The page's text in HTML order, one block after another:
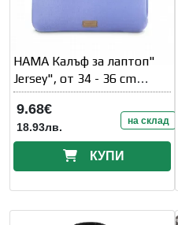
HAMA Калъф за лаптоп"
Jersey", от 34 - 36 cm
(13.3" - 14.1" )
9.68€
18.93лв. на склад
КУПИ